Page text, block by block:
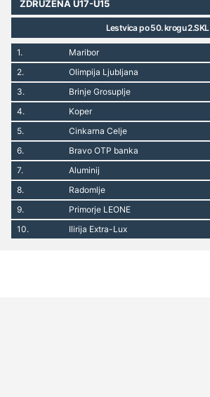
ZDRUŽENA U17-U15
Lestvica po 50. krogu 2.SKL
1. Maribor
2.
Olimpija Ljubljana
3.
Brinje Grosuplje
4.
Koper
5.
Cinkarna Celje
6.
Bravo OTP banka
7.
Aluminij
8.
Radomlje
9.
Primorje LEONE
10.
Ilirija Extra-Lux